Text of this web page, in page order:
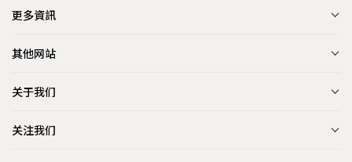
更多資訊
其他网站
关于我们
关注我们